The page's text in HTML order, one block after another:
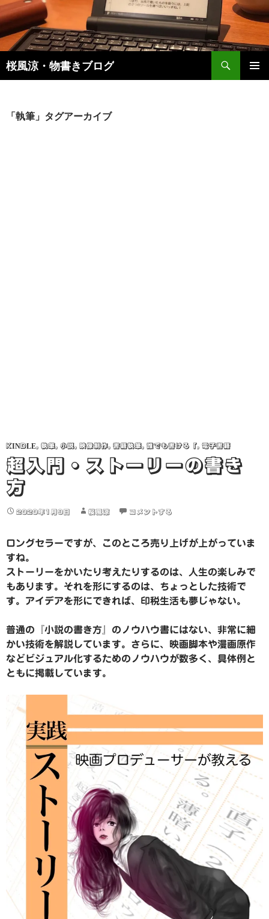
桜風涼・物書きブログ
検
索
ン「執筆」タグアーカイブ
KINDLE, 執筆, 小説, 映像制作, 書籍執筆, 誰でも書ける「, 電子書籍
超入門・ストーリーの書き
方
2020年1月9日 桜風涼 コメントする
ロングセラーですが、このところ売り上げが上がっていま
すね。
ストーリーをかいたり考えたりするのは、人生の楽しみで
もあります。それを形にするのは、ちょっとした技術で
す。アイデアを形にできれば、印税生活も夢じゃない。
普通の『小説の書き方』のノウハウ書にはない、非常に細
かい技術を解説しています。さらに、映画脚本や漫画原作
などビジュアル化するためのノウハウが数多く、具体例と
ともに掲載しています。